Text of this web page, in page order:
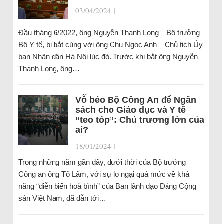
03/04/2024 |
Đầu tháng 6/2022, ông Nguyễn Thanh Long – Bộ trưởng
Bộ Y tế, bị bắt cùng với ông Chu Ngọc Anh – Chủ tịch Ủy
ban Nhân dân Hà Nội lúc đó. Trước khi bắt ông Nguyễn
Thanh Long, ông…
Vỗ béo Bộ Công An để Ngân
sách cho Giáo dục và Y tế
“teo tóp”: Chủ trương lớn của
ai?
18/01/2024 |
Trong những năm gần đây, dưới thời của Bộ trưởng
Công an ông Tô Lâm, với sự lo ngại quá mức về khả
năng “diễn biến hoà bình” của Ban lãnh đạo Đảng Cộng
sản Việt Nam, đã dẫn tới…